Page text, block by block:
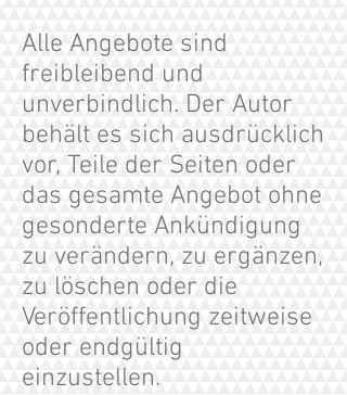
Alle Angebote sind
freibleibend und
unverbindlich. Der Autor
behält es sich ausdrücklich
vor, Teile der Seiten oder
das gesamte Angebot ohne
gesonderte Ankündigung
zu verändern, zu ergänzen,
zu löschen oder die
Veröffentlichung zeitweise
oder endgültig
einzustellen.